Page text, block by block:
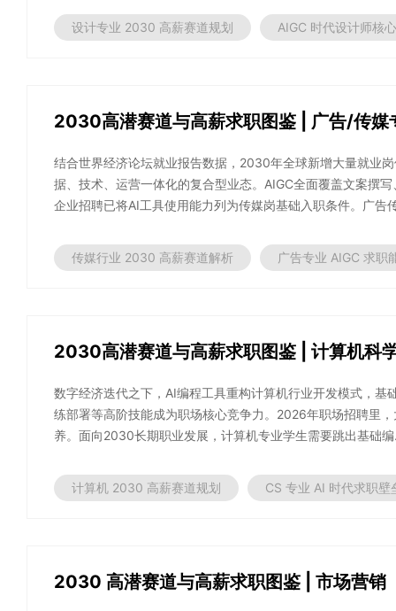
设计专业 2030 高薪赛道规划 AIGC 时代设计师核
2030高潜赛道与高薪求职图鉴 | 广告/传媒
结合世界经济论坛就业报告数据，2030年全球新增大量就业
据、技术、运营一体化的复合型业态。AIGC全面覆盖文案撰
企业招聘已将AI工具使用能力列为传媒岗基础入职条件。广
传媒行业 2030 高薪赛道解析 广告专业 AIGC 求职
2030高潜赛道与高薪求职图鉴 | 计算机科
数字经济迭代之下，AI编程工具重构计算机行业开发模式，
练部署等高阶技能成为职场核心竞争力。2026年职场招聘里
养。面向2030长期职业发展，计算机专业学生需要跳出基础
计算机 2030 高薪赛道规划 CS 专业 AI 时代求职壁
2030 高潜赛道与高薪求职图鉴 | 市场营销